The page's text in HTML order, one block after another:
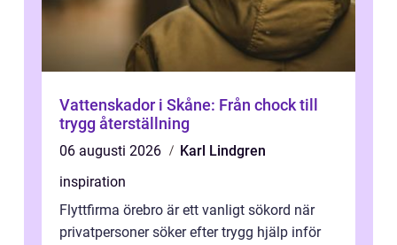
Vattenskador i Skåne: Från chock till
trygg återställning
06 augusti 2026
Karl Lindgren
inspiration
Flyttfirma örebro är ett vanligt sökord när
privatpersoner söker efter trygg hjälp inför